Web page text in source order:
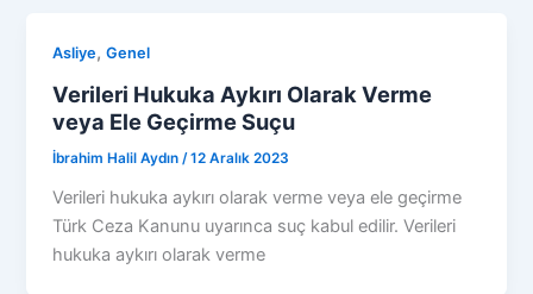
Asliye,Genel
Verileri Hukuka Aykırı Olarak Verme
veya Ele Geçirme Suçu
İbrahim Halil Aydın/12 Aralık 2023
Verileri hukuka aykırı olarak verme veya ele geçirme
Türk Ceza Kanunu uyarınca suç kabul edilir. Verileri
hukuka aykırı olarak verme